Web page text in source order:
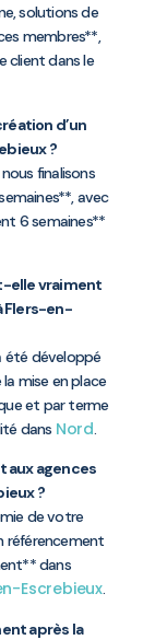
solutions de
membres**,
client dans le
d’un
?
finalisons
avec
6 semaines**
elle vraiment
Flers-en-
été développé
mise en place
et par terme
dans Nord.
aux agences
?
de votre
référencement
dans
Escrebieux.
après la